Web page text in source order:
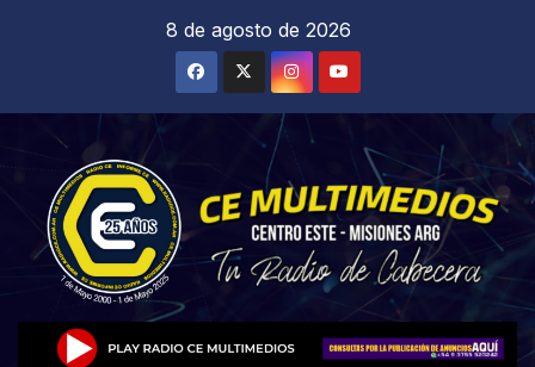
8 de agosto de 2026